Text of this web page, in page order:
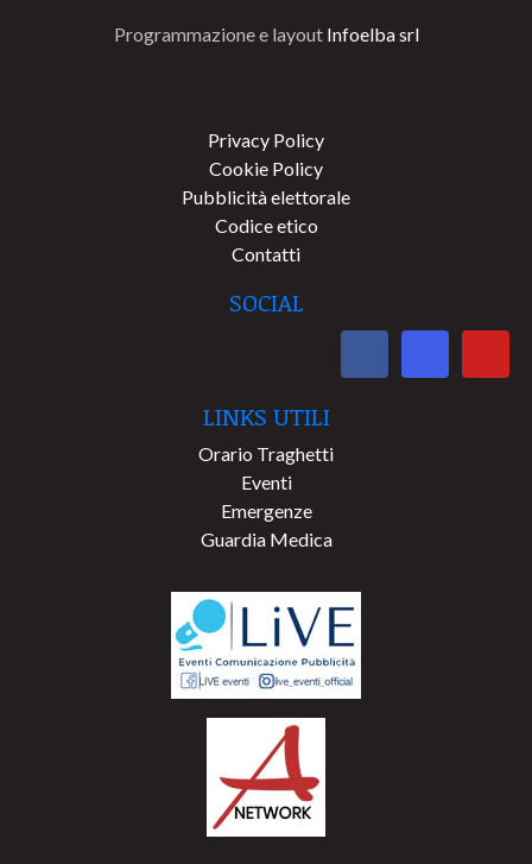
Programmazione e layout Infoelba srl
Privacy Policy
Cookie Policy
Pubblicità elettorale
Codice etico
Contatti
SOCIAL
LINKS UTILI
Orario Traghetti
Eventi
Emergenze
Guardia Medica